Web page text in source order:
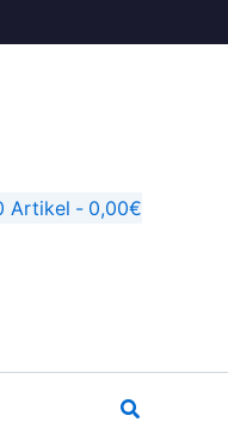
Artikel 0,00€
Suchen